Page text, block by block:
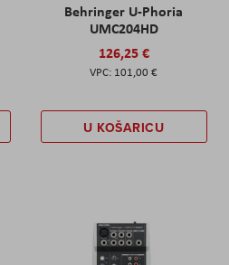
Behringer U-Phoria
UMC204HD
126,25 €
101,00 €
U KOŠARICU